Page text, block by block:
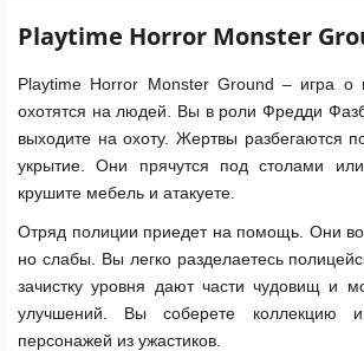
Playtime Horror Monster
Playtime Horror Monster Ground – игра о
охотятся на людей. Вы в роли Фредди
выходите на охоту. Жертвы разбегаются
укрытие. Они прячутся под столами
крушите мебель и атакуете.
Отряд полиции приедет на помощь. Они
но слабы. Вы легко разделаетесь
зачистку уровня дают части чудовищ и
улучшений. Вы соберете коллекцию
персонажей из ужастиков.